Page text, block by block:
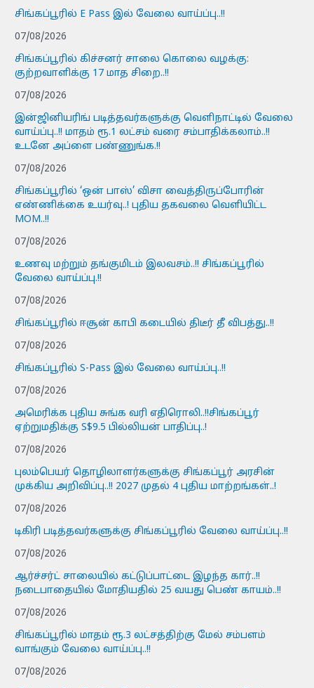
சிங்கப்பூரில் E Pass இல் வேலை வாய்ப்பு..!!
07/08/2026
சிங்கப்பூரில் கிச்சனர் சாலை கொலை வழக்கு:
குற்றவாளிக்கு 17 மாத சிறை..!!
07/08/2026
இன்ஜினியரிங் படித்தவர்களுக்கு வெளிநாட்டில் வேலை
வாய்ப்பு..!! மாதம் ரூ.1 லட்சம் வரை சம்பாதிக்கலாம்..!!
உடனே அப்ளை பண்ணுங்க.!!
07/08/2026
சிங்கப்பூரில் ‘ஒன் பாஸ்’ விசா வைத்திருப்போரின்
எண்ணிக்கை உயர்வு..! புதிய தகவலை வெளியிட்ட
MOM..!!
07/08/2026
உணவு மற்றும் தங்குமிடம் இலவசம்..!! சிங்கப்பூரில்
வேலை வாய்ப்பு.!!
07/08/2026
சிங்கப்பூரில் ஈசூன் காபி கடையில் திடீர் தீ விபத்து..!!
07/08/2026
சிங்கப்பூரில் S-Pass இல் வேலை வாய்ப்பு..!!
07/08/2026
அமெரிக்க புதிய சுங்க வரி எதிரொலி..!!சிங்கப்பூர்
ஏற்றுமதிக்கு S$9.5 பில்லியன் பாதிப்பு..!
07/08/2026
புலம்பெயர் தொழிலாளர்களுக்கு சிங்கப்பூர் அரசின்
முக்கிய அறிவிப்பு..!! 2027 முதல் 4 புதிய மாற்றங்கள்..!
07/08/2026
டிகிரி படித்தவர்களுக்கு சிங்கப்பூரில் வேலை வாய்ப்பு..!!
07/08/2026
ஆர்ச்சர்ட் சாலையில் கட்டுப்பாட்டை இழந்த கார்..!!
நடைபாதையில் மோதியதில் 25 வயது பெண் காயம்..!!
07/08/2026
சிங்கப்பூரில் மாதம் ரூ.3 லட்சத்திற்கு மேல் சம்பளம்
வாங்கும் வேலை வாய்ப்பு..!!
07/08/2026